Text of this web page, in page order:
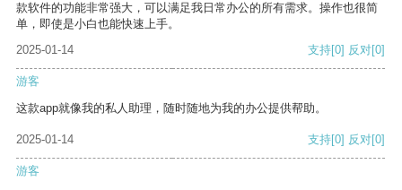
款软件的功能非常强大，可以满足我日常办公的所有需求。操作也很简
单，即使是小白也能快速上手。
2025-01-14
支持[0] 反对[0]
游客
这款app就像我的私人助理，随时随地为我的办公提供帮助。
2025-01-14 支持[0] 反对[0]
游客